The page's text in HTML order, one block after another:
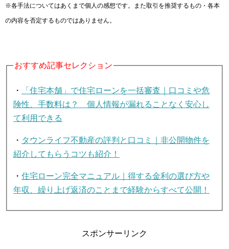
※各手法についてはあくまで個人の感想です。また取引を推奨するもの・各本
の内容を否定するものではありません。
おすすめ記事セレクション
・
「住宅本舗」で住宅ローンを一括審査｜口コミや危
険性、手数料は？ 個人情報が漏れることなく安心し
て利用できる
・ タウンライフ不動産の評判と口コミ｜非公開物件を
紹介してもらうコツも紹介！
・ 住宅ローン完全マニュアル｜得する金利の選び方や
年収、繰り上げ返済のことまで経験からすべて公開！
スポンサーリンク